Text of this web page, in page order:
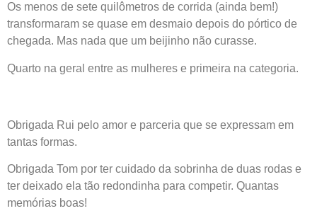
Os menos de sete quilômetros de corrida (ainda bem!)
transformaram se quase em desmaio depois do pórtico de
chegada. Mas nada que um beijinho não curasse.
Quarto na geral entre as mulheres e primeira na categoria.
Obrigada Rui pelo amor e parceria que se expressam em
tantas formas.
Obrigada Tom por ter cuidado da sobrinha de duas rodas e
ter deixado ela tão redondinha para competir. Quantas
memórias boas!